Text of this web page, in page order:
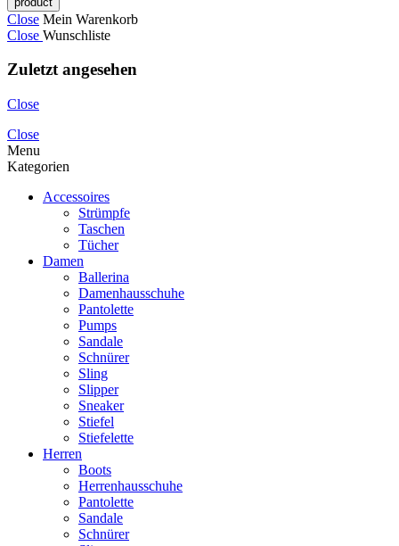
Close Mein Warenkorb
Close Wunschliste
Zuletzt angesehen
Close
Close
Menu
Kategorien
Accessoires
Strümpfe
Taschen
Tücher
Damen
Ballerina
Damenhausschuhe
Pantolette
Pumps
Sandale
Schnürer
Sling
Slipper
Sneaker
Stiefel
Stiefelette
Herren
Boots
Herrenhausschuhe
Pantolette
Sandale
Schnürer